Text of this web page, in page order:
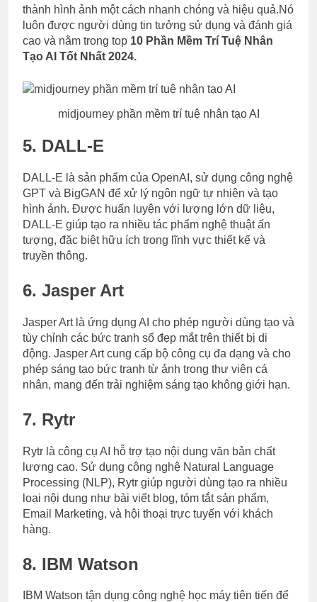
thành hình ảnh một cách nhanh chóng và hiệu quả.Nó
luôn được người dùng tin tưởng sử dụng và đánh giá
cao và nằm trong top 10 Phần Mềm Trí Tuệ Nhân
Tạo AI Tốt Nhất 2024.
midjourney phần mềm trí tuệ nhân tạo AI
5. DALL-E
DALL-E là sản phẩm của OpenAI, sử dụng công nghệ
GPT và BigGAN để xử lý ngôn ngữ tự nhiên và tạo
hình ảnh. Được huấn luyện với lượng lớn dữ liệu,
DALL-E giúp tạo ra nhiều tác phẩm nghệ thuật ấn
tượng, đặc biệt hữu ích trong lĩnh vực thiết kế và
truyền thông.
6. Jasper Art
Jasper Art là ứng dụng AI cho phép người dùng tạo và
tùy chỉnh các bức tranh số đẹp mắt trên thiết bị di
động. Jasper Art cung cấp bộ công cụ đa dạng và cho
phép sáng tạo bức tranh từ ảnh trong thư viện cá
nhân, mang đến trải nghiệm sáng tạo không giới hạn.
7. Rytr
Rytr là công cụ AI hỗ trợ tạo nội dung văn bản chất
lượng cao. Sử dụng công nghệ Natural Language
Processing (NLP), Rytr giúp người dùng tạo ra nhiều
loại nội dung như bài viết blog, tóm tắt sản phẩm,
Email Marketing, và hội thoại trực tuyến với khách
hàng.
8. IBM Watson
IBM Watson tận dụng công nghệ học máy tiên tiến để